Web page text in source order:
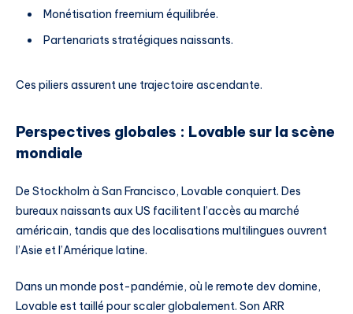
Monétisation freemium équilibrée.
Partenariats stratégiques naissants.
Ces piliers assurent une trajectoire ascendante.
Perspectives globales : Lovable sur la scène
mondiale
De Stockholm à San Francisco, Lovable conquiert. Des
bureaux naissants aux US facilitent l’accès au marché
américain, tandis que des localisations multilingues ouvrent
l’Asie et l’Amérique latine.
Dans un monde post-pandémie, où le remote dev domine,
Lovable est taillé pour scaler globalement. Son ARR